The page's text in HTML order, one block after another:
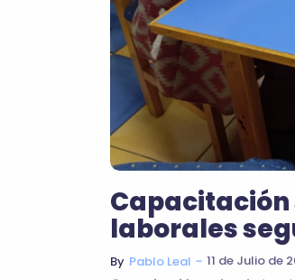
Capacitación
laborales
By Pablo Leal ~ 11 de Julio de